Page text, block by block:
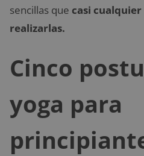
sencillas que casi
realizarlas.
Cinco
yoga para